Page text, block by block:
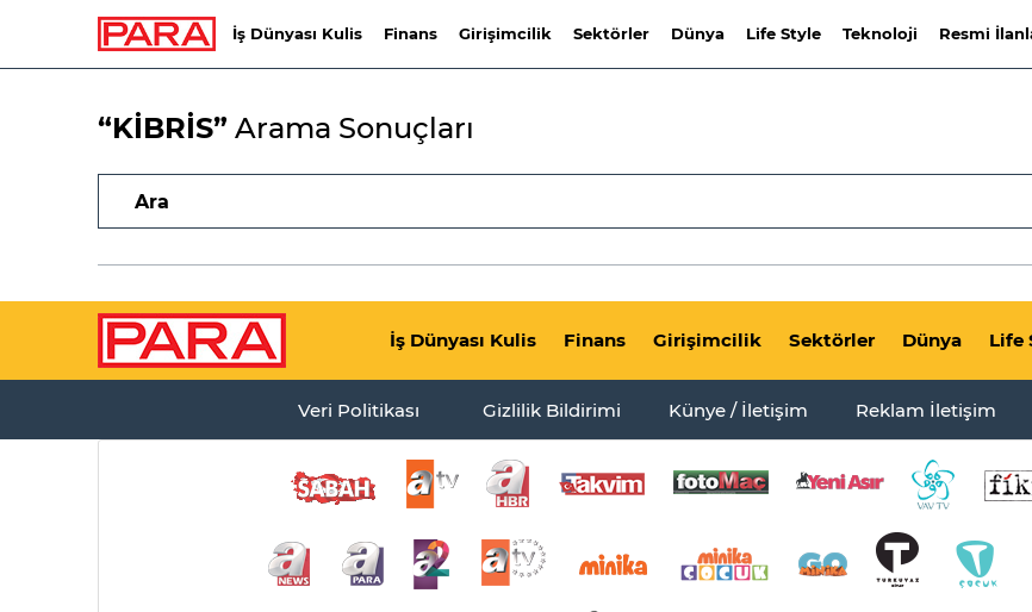
İş Dünyası Kulis Finans Girişimcilik Sektörler Dünya Life Style Teknoloji Resmi
“KİBRİS” Arama Sonuçları
İş Dünyası Kulis Finans Girişimcilik Sektörler Dünya Life
Veri Politikası Gizlilik Bildirimi Künye / İletişim Reklam İletişim